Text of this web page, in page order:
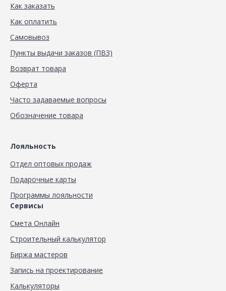
Как заказать
Как оплатить
Самовывоз
Пункты выдачи заказов (ПВЗ)
Возврат товара
Оферта
Часто задаваемые вопросы
Обозначение товара
Лояльность
Отдел оптовых продаж
Подарочные карты
Программы лояльности
Сервисы
Смета Онлайн
Строительный калькулятор
Биржа мастеров
Запись на проектирование
Калькуляторы